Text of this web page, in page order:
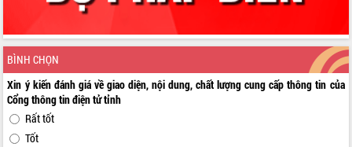
BÌNH CHỌN
Xin ý kiến đánh giá về giao diện, nội dung, chất lượng cung cấp thông tin của
Cổng thông tin điện tử tỉnh
Rất tốt
Tốt